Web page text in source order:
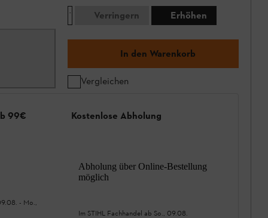
Verringern
Erhöhen
In den Warenkorb
Vergleichen
99€
- Mo.,
Kostenlose Abholung
Abholung über Online-Bestellung
möglich
Im STIHL Fachhandel ab So., 09.08.